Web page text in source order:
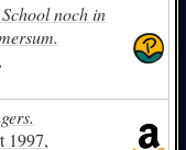
noch in
1997,